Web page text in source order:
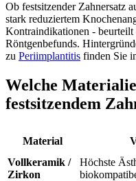
Ob festsitzender Zahnersatz
stark reduziertem
Kontraindikationen - beurteilt
Röntgenbefunds.
zu Periimplantitis finden Sie
Welche
festsitzendem
Material
Vollkeramik /
Zirkon
Höchste